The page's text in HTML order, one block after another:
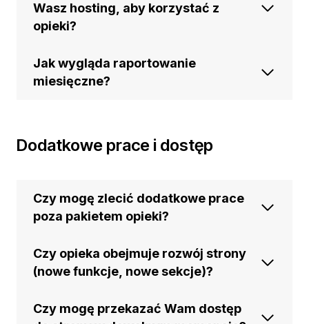
Wasz hosting, aby korzystać z
opieki?
Jak wygląda raportowanie
miesięczne?
Dodatkowe prace i dostęp
Czy mogę zlecić dodatkowe prace
poza pakietem opieki?
Czy opieka obejmuje rozwój strony
(nowe funkcje, nowe sekcje)?
Czy mogę przekazać Wam dostęp